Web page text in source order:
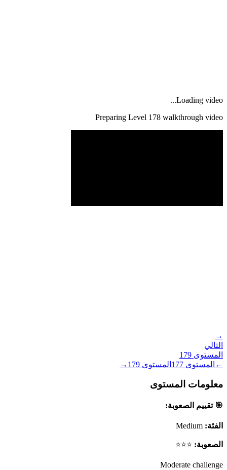
Loading video...
Preparing Level 178 walkthrough video
→
التالي
المستوى 179
← المستوى 177 المستوى 179
→
معلومات المستوى
🎯 تقييم الصعوبة:
الفئة: Medium
الصعوبة: ⭐⭐⭐
Moderate challenge